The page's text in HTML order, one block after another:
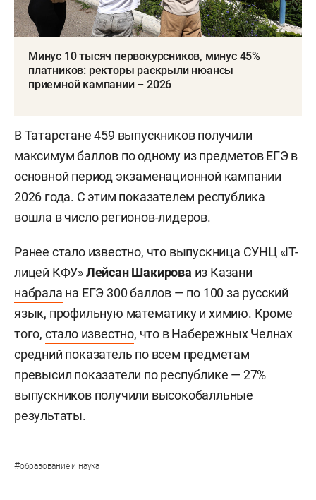
Минус 10 тысяч первокурсников, минус 45%
платников: ректоры раскрыли нюансы
приемной кампании – 2026
В Татарстане 459 выпускниковполучили
максимум баллов по одному из предметов ЕГЭ в
основной период экзаменационной кампании
2026 года. С этим показателем республика
вошла в число регионов-лидеров.
Ранее стало известно, что выпускница СУНЦ «IT-
лицей КФУ»Лейсан Шакирова из Казани
набрала на ЕГЭ 300 баллов — по 100 за русский
язык, профильную математику и химию. Кроме
того, стало известно, что в Набережных Челнах
средний показатель по всем предметам
превысил показатели по республике — 27%
выпускников получили высокобалльные
результаты.
#образование и наука